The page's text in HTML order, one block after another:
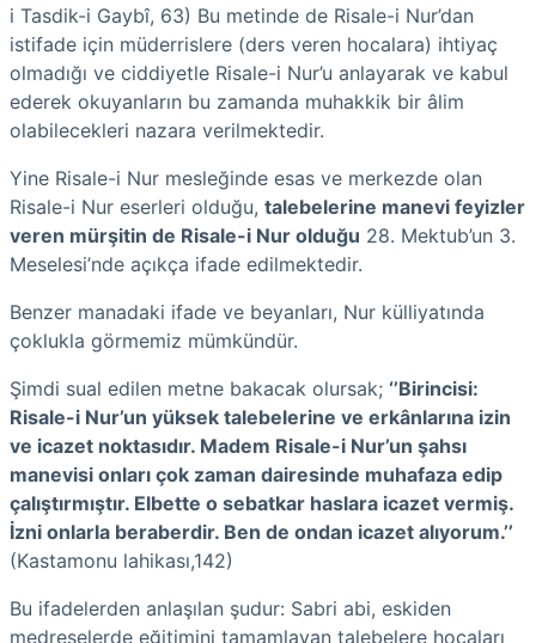
i Tasdik-i Gaybî, 63) Bu metinde de Risale-i Nur’dan
istifade için müderrislere (ders veren hocalara) ihtiyaç
olmadığı ve ciddiyetle Risale-i Nur’u anlayarak ve kabul
ederek okuyanların bu zamanda muhakkik bir âlim
olabilecekleri nazara verilmektedir.
Yine Risale-i Nur mesleğinde esas ve merkezde olan
Risale-i Nur eserleri olduğu, talebelerine manevi feyizler
veren mürşitin de Risale-i Nur olduğu 28. Mektub’un 3.
Meselesi’nde açıkça ifade edilmektedir.
Benzer manadaki ifade ve beyanları, Nur külliyatında
çoklukla görmemiz mümkündür.
Şimdi sual edilen metne bakacak olursak; ‘’Birincisi:
Risale-i Nur’un yüksek talebelerine ve erkânlarına izin
ve icazet noktasıdır. Madem Risale-i Nur’un şahsı
manevisi onları çok zaman dairesinde muhafaza edip
çalıştırmıştır. Elbette o sebatkar haslara icazet vermiş.
İzni onlarla beraberdir. Ben de ondan icazet alıyorum.’’
(Kastamonu lahikası,142)
Bu ifadelerden anlaşılan şudur: Sabri abi, eskiden
medreselerde eğitimini tamamlayan talebelere hocaları